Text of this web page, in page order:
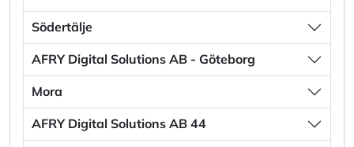
Södertälje
AFRY Digital Solutions AB - Göteborg
Mora
AFRY Digital Solutions AB 44